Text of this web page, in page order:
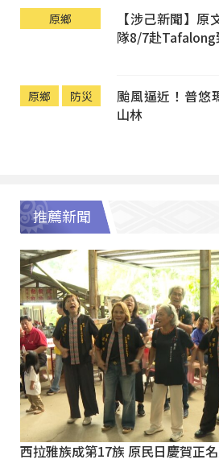
原鄉
【涉己新聞】
隊8/7赴Tafalong
原鄉 防災
颱風逼近！普悠
山林
推薦新聞
西拉雅族成第17族 原民日慶賀正